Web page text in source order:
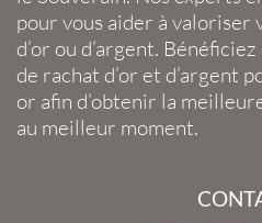
pour vous aider à valoriser
d’or ou d’argent.
de rachat d’or et d’argent
or afin d’obtenir la
au meilleur moment.